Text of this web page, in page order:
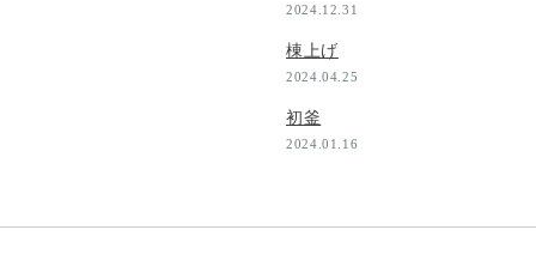
2024.12.31
棟上げ
2024.04.25
初釜
2024.01.16